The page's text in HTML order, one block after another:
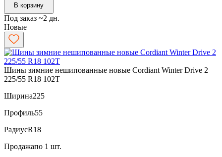
В корзину
Под заказ ~2 дн.
Новые
Шины зимние нешипованные новые Cordiant Winter Drive 2
225/55 R18 102T
Ширина225
Профиль55
РадиусR18
Продажапо 1 шт.